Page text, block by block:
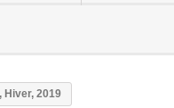
Hiver, 2019